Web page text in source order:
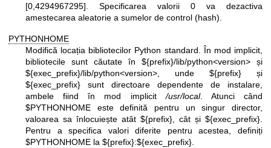
[0,4294967295]. Specificarea valorii 0 va dezactiva
amestecarea aleatorie a sumelor de control (hash).
PYTHONHOME
Modifică locația bibliotecilor Python standard. În mod implicit,
bibliotecile sunt căutate în ${prefix}/lib/python<version> și
${exec_prefix}/lib/python<version>, unde ${prefix} și
${exec_prefix} sunt directoare dependente de instalare,
ambele fiind în mod implicit/usr/local. Atunci când
$PYTHONHOME este definită pentru un singur director,
valoarea sa înlocuiește atât ${prefix}, cât și ${exec_prefix}.
Pentru a specifica valori diferite pentru acestea, definiți
$PYTHONHOME la ${prefix}:${exec_prefix}.